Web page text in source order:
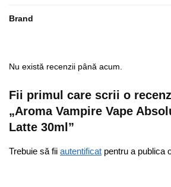
Brand
Nu există recenzii până acum.
Fii primul care scrii o
„Aroma Vampire Vape
Latte 30ml”
Trebuie să fii autentificat pentru a publica